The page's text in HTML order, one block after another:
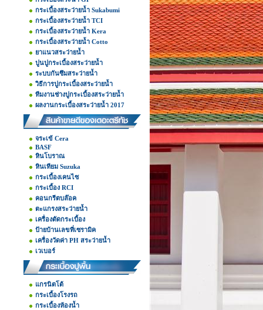
กระเบื้องสระว่ายน้ำ Sukabumi
กระเบื้องสระว่ายน้ำ TCI
กระเบื้องสระว่ายน้ำ Kera
กระเบื้องสระว่ายน้ำ Cotto
ยาแนวสระว่ายน้ำ
ปูนปูกระเบื้องสระว่ายน้ำ
ระบบกันซึมสระว่ายน้ำ
วิธีการปูกระเบื้องสระว่ายน้ำ
ทีมงานช่างปูกระเบื้องสระว่ายน้ำ
ผลงานกระเบื้องสระว่ายน้ำ 2017
จระเข้ Cera
BASF
หินโบราณ
หินเทียม Suzuka
กระเบื้องเคนไซ
กระเบื้อง RCI
คอนกรีตบล๊อค
ตะแกรงสระว่ายน้ำ
เครื่องตัดกระเบื้อง
ป้ายบ้านเลขที่เซรามิค
เครื่องวัดค่า PH สระว่ายน้ำ
เวเบอร์
แกรนิตโต้
กระเบื้องโรงรถ
กระเบื้องห้องน้ำ